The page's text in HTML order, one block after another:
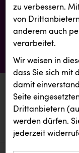
aktuelle
aktuelle
zu verbessern.
von
anderem auch
verarbeitet.
Wir weisen in
dass Sie sich mit
damit
Seite
Drittanbietern
werden dürfen.
jederzeit